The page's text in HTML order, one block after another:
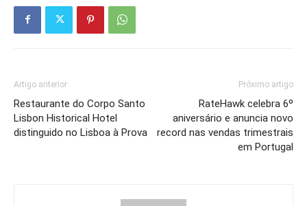
Artigo anterior
Restaurante do Corpo Santo
Lisbon Historical Hotel
distinguido no Lisboa à Prova
Próximo artigo
RateHawk celebra 6º
aniversário e anuncia novo
record nas vendas trimestrais
em Portugal